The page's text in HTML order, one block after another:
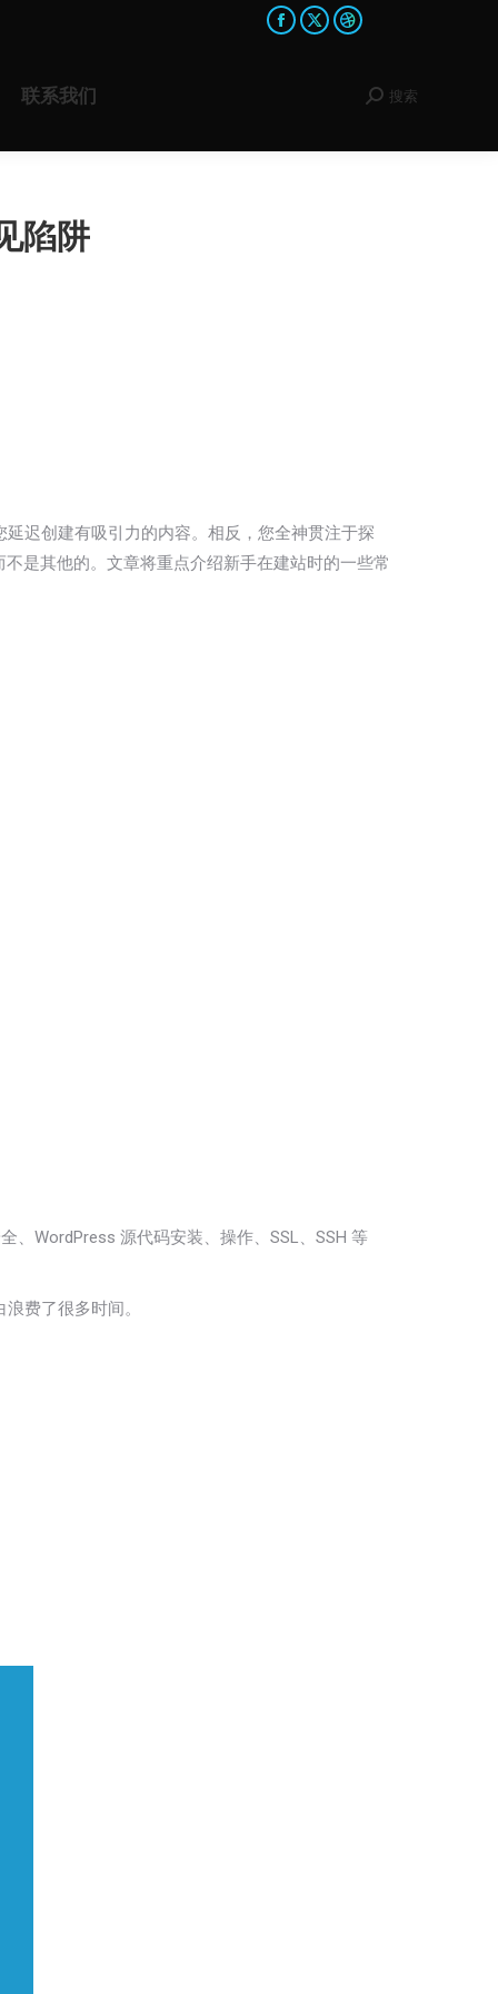
Facebook
new
X
new
Dribbble
opens
new
联系我们 Search:
搜索
陷阱
迟创建有吸引力的内容。相反，您全神贯注于探
是其他的。文章将重点介绍新手在建站时的一些常
、WordPress 源代码安装、操作、SSL、SSH 等
费了很多时间。